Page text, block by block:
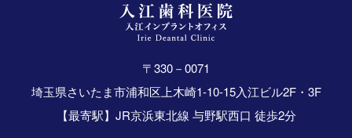
〒330－0071
埼玉県さいたま市浦和区上木崎1-10-15入江ビル2F・3F
【最寄駅】JR京浜東北線 与野駅西口 徒歩2分